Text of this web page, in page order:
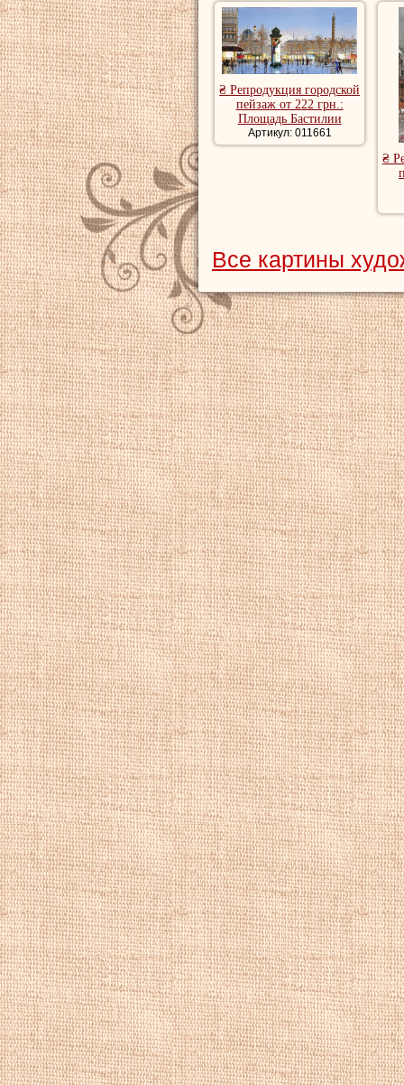
₴ Репродукция городской
пейзаж от 222 грн.:
Площадь Бастилии
Артикул: 011661
₴
Все картины